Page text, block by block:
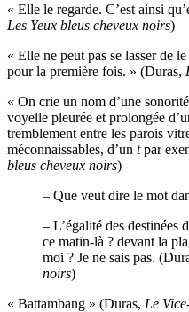
« Elle le regarde. C’est ainsi
Les Yeux bleus cheveux noirs)
« Elle ne peut pas se lasser de
pour la première fois. » (Duras,
« On crie un nom d’une
voyelle pleurée et prolongée
tremblement entre les parois
méconnaissables, d’un tpar
bleus cheveux noirs)
– Que veut dire le mot
– L’égalité des destinées
ce matin-là ? devant la
moi ? Je ne sais pas.
noirs)
« Battambang » (Duras, Le